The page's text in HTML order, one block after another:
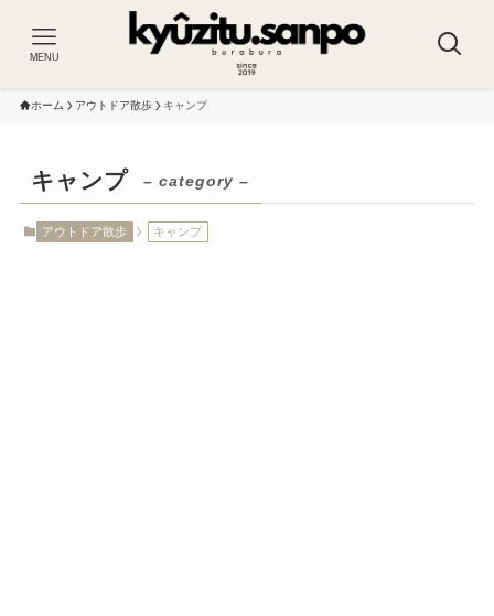
MENU
ホーム アウトドア散歩 キャンプ
キャンプ – category –
アウトドア散歩 キャンプ